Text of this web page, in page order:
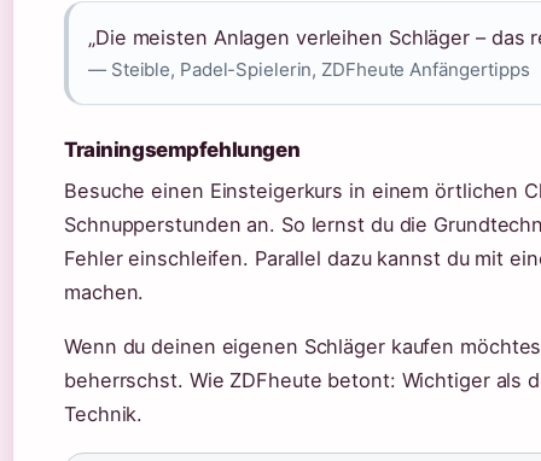
„Die meisten Anlagen verleihen Schläger – das
— Steible, Padel-Spielerin, ZDFheute Anfängertipps
Trainingsempfehlungen
Besuche einen Einsteigerkurs in einem örtlichen
Schnupperstunden an. So lernst du die
Fehler einschleifen. Parallel dazu kannst du mit
machen.
Wenn du deinen eigenen Schläger kaufen
beherrschst. Wie ZDFheute betont: Wichtiger als
Technik.